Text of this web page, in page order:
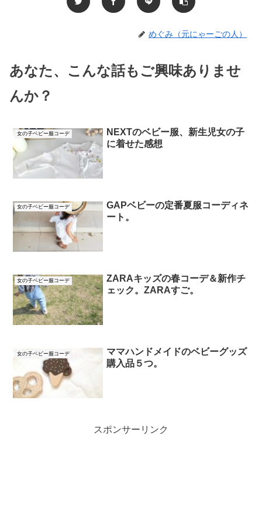
めぐみ（元にゃーごの人）
あなた、こんな話もご興味ありませ
んか？
女の子ベビー服コーデ
NEXTのベビー服、新生児女の子
に着せた感想
女の子ベビー服コーデ
GAPベビーの定番夏服コーディネ
ート。
女の子ベビー服コーデ
ZARAキッズの春コーデ＆新作チ
ェック。ZARAすご。
女の子ベビー服コーデ
ママハンドメイドのベビーグッズ
購入品５つ。
スポンサーリンク